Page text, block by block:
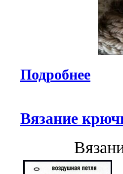
Подробнее
Вязание